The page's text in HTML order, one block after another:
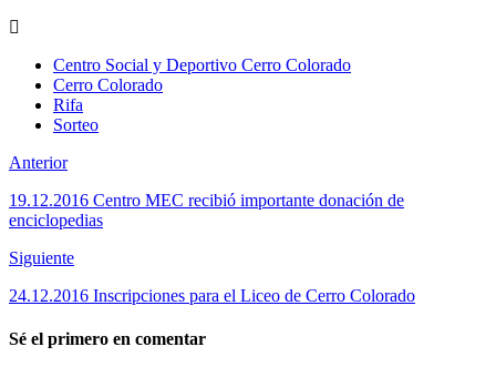
Centro Social y Deportivo Cerro Colorado
Cerro Colorado
Rifa
Sorteo
Anterior
19.12.2016 Centro MEC recibió importante donación de
enciclopedias
Siguiente
24.12.2016 Inscripciones para el Liceo de Cerro Colorado
Sé el primero en comentar